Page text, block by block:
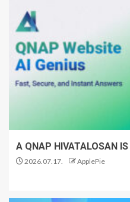
A QNAP HIVATALOSAN
2026.07.17. ApplePie